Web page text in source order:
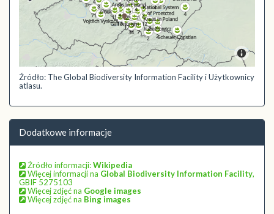
Źródło: The Global Biodiversity Information Facility i Użytkownicy
atlasu.
Dodatkowe informacje
Źródło informacji:Wikipedia
Więcej informacji na Global Biodiversity Information Facility,
GBIF 5275103
Więcej zdjęć na Google images
Więcej zdjęć na Bing images